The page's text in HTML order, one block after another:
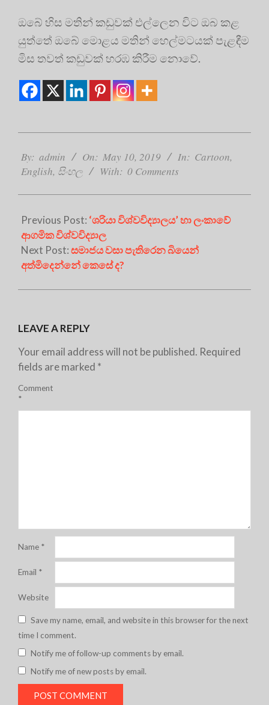
ඔබේ හිස මතින් කඩුවක් එල්ලෙන විට ඔබ කළ
යුත්තේ ඔබේ මොළය මතින් හෙල්මටයක් පැළඳීම
මිස තවත් කඩුවක් හරඹ කිරීම නොවේ.
05-
10
By: admin On: May 10, 2019 In: Cartoon,
English, සිංහල With: 0 Comments
Previous Post: ‘ශරියා විශ්වවිද්‍යාලය’ හා ලංකාවේ
ආගමික විශ්වවිද්‍යාල
Next Post:සමාජය වසා පැතිරෙන බියෙන්
අත්මිදෙන්නේ කෙසේ ද?
LEAVE A REPLY
Your email address will not be published. Required
fields are marked *
Comment
*
Name *
Email *
Website
Save my name, email, and website in this browser for the next
time I comment.
Notify me of follow-up comments by email.
Notify me of new posts by email.